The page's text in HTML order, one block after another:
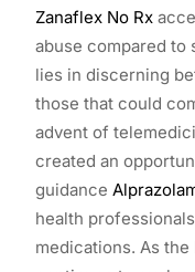
Zanaflex No Rx
abuse compared to
lies in discerning
those that could
advent of
created an
guidance
health
medications. As